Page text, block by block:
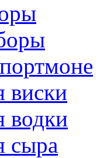
виски
водки
сыра